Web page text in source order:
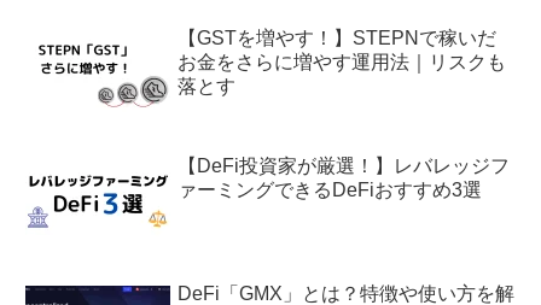
【GSTを増やす！】STEPNで稼いだ
お金をさらに増やす運用法｜リスクも
落とす
【DeFi投資家が厳選！】レバレッジフ
ァーミングできるDeFiおすすめ3選
DeFi「GMX」とは？特徴や使い方を解